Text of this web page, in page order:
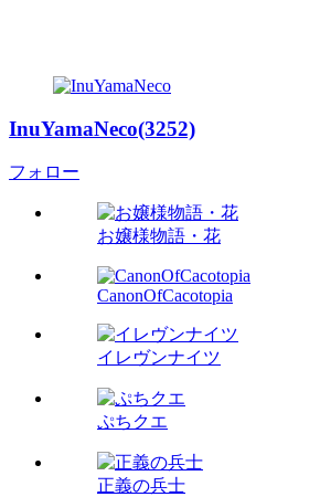
InuYamaNeco(3252)
フォロー
お嬢様物語・花
CanonOfCacotopia
イレヴンナイツ
ぷちクエ
正義の兵士